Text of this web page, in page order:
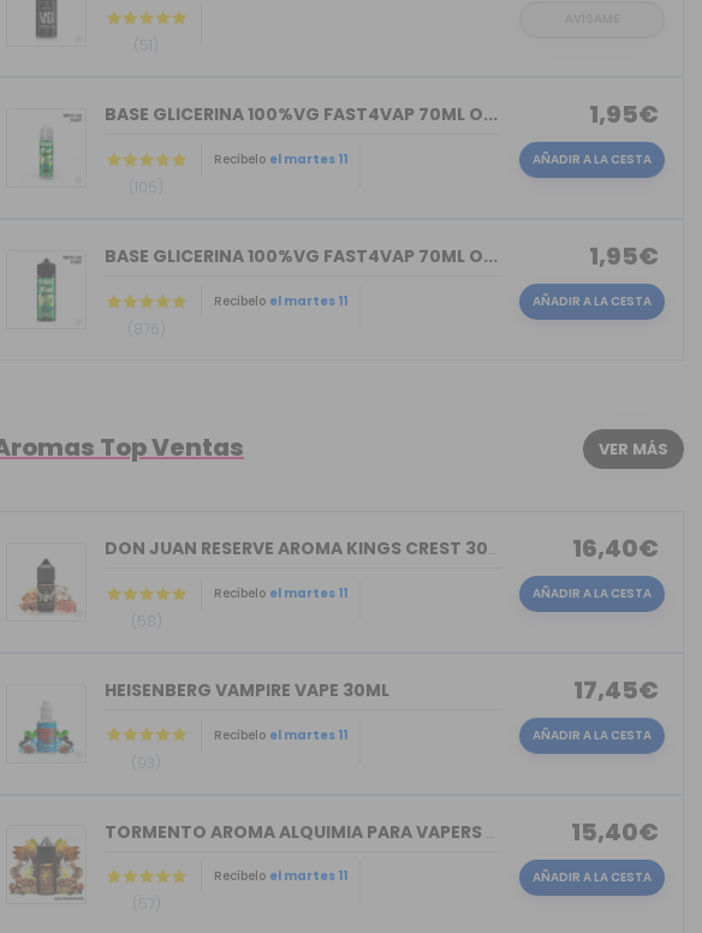
(51)
BASE GLICERINA 100%VG FAST4VAP 70ML O...
(105)
Recíbelo el martes 11
1,95€
AÑADIR A LA CESTA
BASE GLICERINA 100%VG FAST4VAP 70ML O...
(876)
Recíbelo el martes 11
1,95€
AÑADIR A LA CESTA
Top Ventas VER MÁS
DON JUAN RESERVE AROMA KINGS CREST 30ML
(58)
Recíbelo el martes 11
16,40€
AÑADIR A LA CESTA
HEISENBERG VAMPIRE VAPE 30ML
(93)
Recíbelo el martes 11
17,45€
AÑADIR A LA CESTA
TORMENTO AROMA ALQUIMIA PARA VAPERS 30ML
(57)
Recíbelo el martes 11
15,40€
AÑADIR A LA CESTA